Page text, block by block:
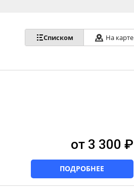
Списком На карте
от 3 300 ₽
ПОДРОБНЕЕ